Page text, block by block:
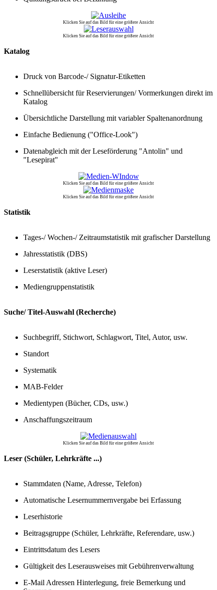
Klicken Sie auf das Bild für eine größere Ansicht
Klicken Sie auf das Bild für eine größere Ansicht
Katalog
Druck von Barcode-/ Signatur-Etiketten
Schnellübersicht für Reservierungen/ Vormerkungen direkt im
Katalog
Übersichtliche Darstellung mit variabler Spaltenanordnung
Einfache Bedienung ("Office-Look")
Datenabgleich mit der Leseförderung "Antolin" und
"Lesepirat"
Klicken Sie auf das Bild für eine größere Ansicht
Klicken Sie auf das Bild für eine größere Ansicht
Statistik
Tages-/ Wochen-/ Zeitraumstatistik mit grafischer Darstellung
Jahresstatistik (DBS)
Leserstatistik (aktive Leser)
Mediengruppenstatistik
Suche/ Titel-Auswahl (Recherche)
Suchbegriff, Stichwort, Schlagwort, Titel, Autor, usw.
Standort
Systematik
MAB-Felder
Medientypen (Bücher, CDs, usw.)
Anschaffungszeitraum
Klicken Sie auf das Bild für eine größere Ansicht
Leser (Schüler, Lehrkräfte ...)
Stammdaten (Name, Adresse, Telefon)
Automatische Lesernummernvergabe bei Erfassung
Leserhistorie
Beitragsgruppe (Schüler, Lehrkräfte, Referendare, usw.)
Eintrittsdatum des Lesers
Gültigkeit des Leserausweises mit Gebührenverwaltung
E-Mail Adressen Hinterlegung, freie Bemerkung und